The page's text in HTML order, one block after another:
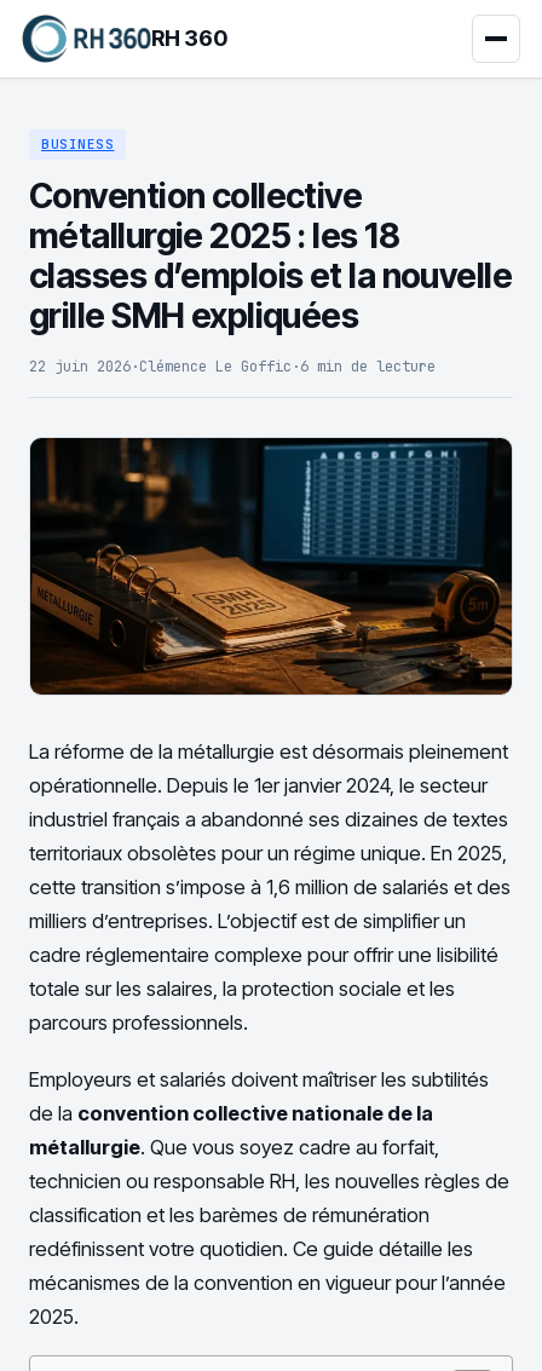
RH 360
BUSINESS
Convention collective
métallurgie 2025 : les 18
classes d’emplois et la nouvelle
grille SMH expliquées
22 juin 2026·Clémence Le Goffic ·6 min de lecture
La réforme de la métallurgie est désormais pleinement
opérationnelle. Depuis le 1er janvier 2024, le secteur
industriel français a abandonné ses dizaines de textes
territoriaux obsolètes pour un régime unique. En 2025,
cette transition s’impose à 1,6 million de salariés et des
milliers d’entreprises. L’objectif est de simplifier un
cadre réglementaire complexe pour offrir une lisibilité
totale sur les salaires, la protection sociale et les
parcours professionnels.
Employeurs et salariés doivent maîtriser les subtilités
de la convention collective nationale de la
métallurgie. Que vous soyez cadre au forfait,
technicien ou responsable RH, les nouvelles règles de
classification et les barèmes de rémunération
redéfinissent votre quotidien. Ce guide détaille les
mécanismes de la convention en vigueur pour l’année
2025.